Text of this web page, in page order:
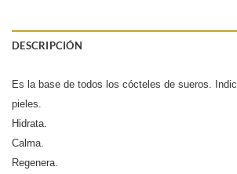
DESCRIPCIÓN
Es la base de todos los cócteles de sueros.
pieles.
Hidrata.
Calma.
Regenera.